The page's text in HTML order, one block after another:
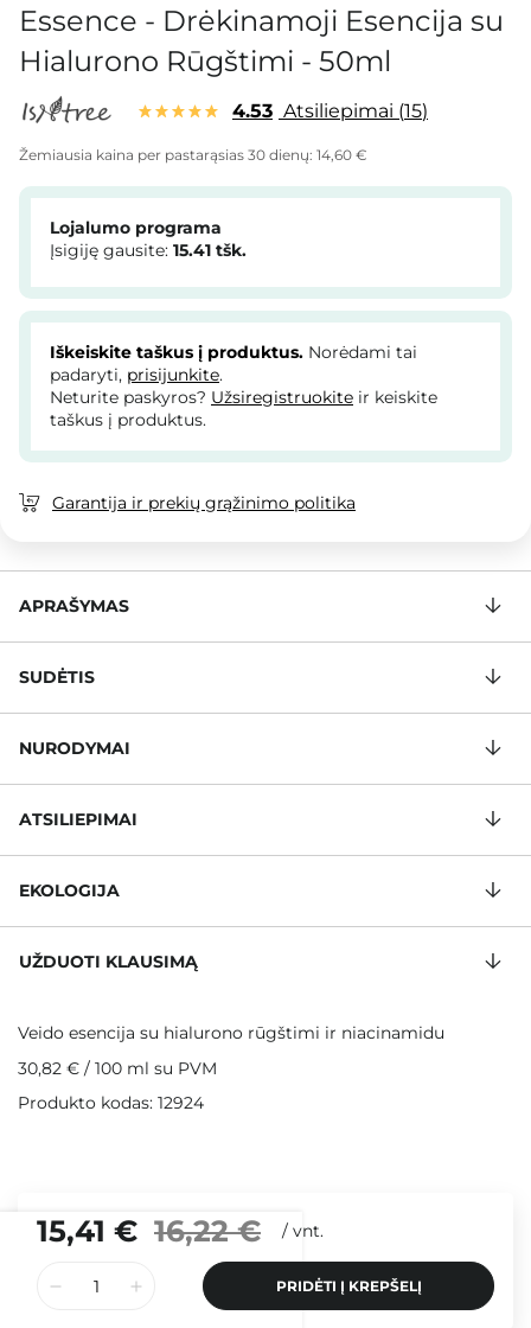
Essence - Drėkinamoji Esencija su
Hialurono Rūgštimi - 50ml
4.53 Atsiliepimai 15
Žemiausia kaina per pastarąsias 30 dienų: 14,60 €
15,41 € 16,22 € / vnt.
PRIDĖTI Į KREPŠELĮ
Lojalumo programa
Įsigiję gausite: 15.41 tšk.
Iškeiskite taškus į produktus. Norėdami tai
padaryti, prisijunkite.
Neturite paskyros? Užsiregistruokite ir keiskite
taškus į produktus.
Garantija ir prekių grąžinimo politika
APRAŠYMAS
SUDĖTIS
NURODYMAI
ATSILIEPIMAI
EKOLOGIJA
UŽDUOTI KLAUSIMĄ
Veido esencija su hialurono rūgštimi ir niacinamidu
30,82 € / 100 ml su PVM
Produkto kodas: 12924